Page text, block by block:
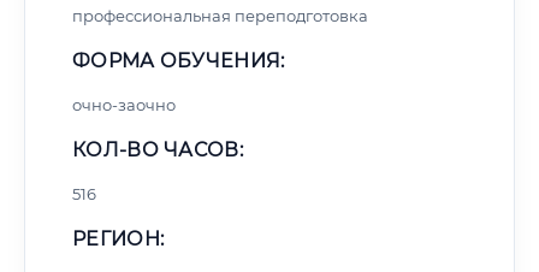
профессиональная переподготовка
ФОРМА ОБУЧЕНИЯ:
очно-заочно
КОЛ-ВО ЧАСОВ:
516
РЕГИОН: